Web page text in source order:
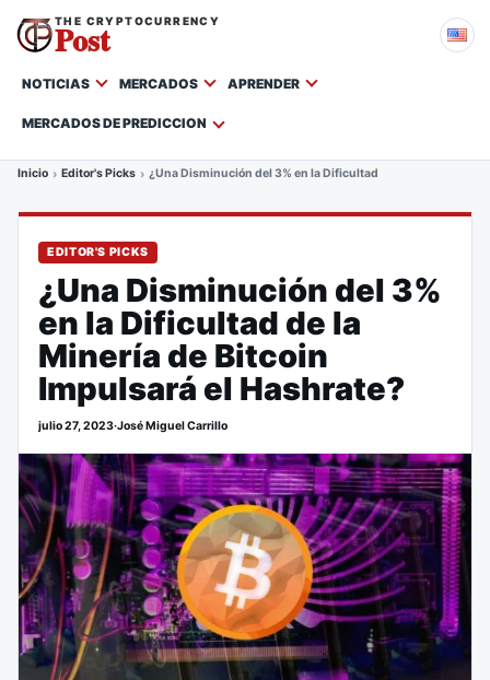
THE CRYPTOCURRENCY
Post
NOTICIAS MERCADOS APRENDER
MERCADOS DE PREDICCION
Inicio Editor's Picks ¿Una Disminución del 3% en la Dificultad de la Minería de
EDITOR'S PICKS
¿Una Disminución del 3%
en la Dificultad de la
Minería de Bitcoin
Impulsará el Hashrate?
julio 27, 2023·José Miguel Carrillo